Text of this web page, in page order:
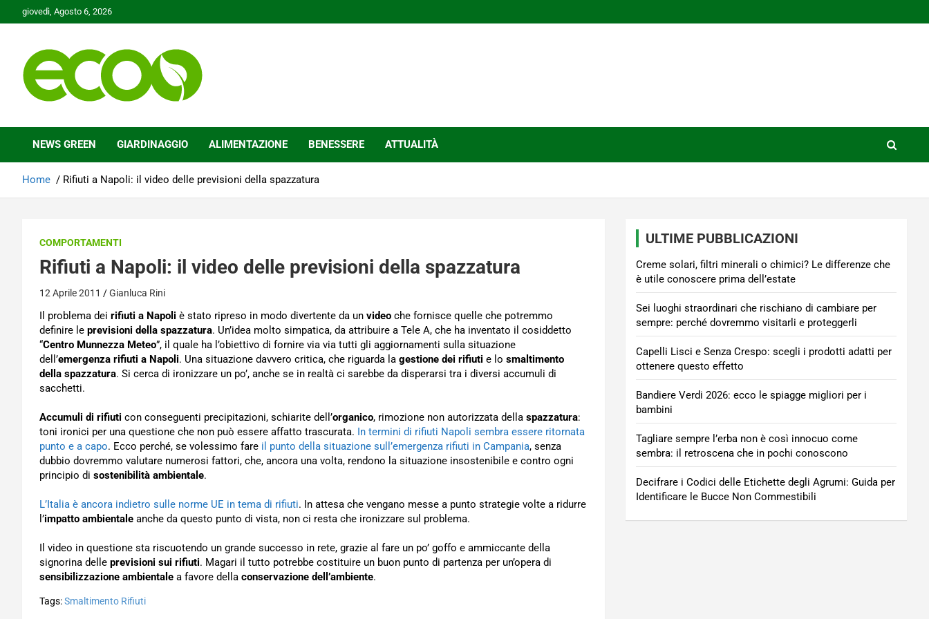
to
giovedì, Agosto 6, 2026
Ecoo.it
NEWS GREEN GIARDINAGGIO ALIMENTAZIONE BENESSERE ATTUALITÀ
Home Rifiuti a Napoli: il video delle previsioni della spazzatura
COMPORTAMENTI
Rifiuti a Napoli: il video delle previsioni della spazzatura
12 Aprile 2011 Gianluca Rini
Il problema dei rifiuti a Napoli è stato ripreso in modo divertente da un video che fornisce quelle che potremmo
definire le previsioni della spazzatura. Un’idea molto simpatica, da attribuire a Tele A, che ha inventato il cosiddetto
“Centro Munnezza Meteo”, il quale ha l’obiettivo di fornire via via tutti gli aggiornamenti sulla situazione
dell’emergenza rifiuti a Napoli. Una situazione davvero critica, che riguarda la gestione dei rifiuti e lo smaltimento
della spazzatura. Si cerca di ironizzare un po’, anche se in realtà ci sarebbe da disperarsi tra i diversi accumuli di
sacchetti.
Accumuli di rifiuti con conseguenti precipitazioni, schiarite dell’organico, rimozione non autorizzata della spazzatura:
toni ironici per una questione che non può essere affatto trascurata. In termini di rifiuti Napoli sembra essere ritornata
punto e a capo. Ecco perché, se volessimo fare il punto della situazione sull’emergenza rifiuti in Campania, senza
dubbio dovremmo valutare numerosi fattori, che, ancora una volta, rendono la situazione insostenibile e contro ogni
principio di sostenibilità ambientale.
L’Italia è ancora indietro sulle norme UE in tema di rifiuti. In attesa che vengano messe a punto strategie volte a ridurre
l’impatto ambientale anche da questo punto di vista, non ci resta che ironizzare sul problema.
Il video in questione sta riscuotendo un grande successo in rete, grazie al fare un po’ goffo e ammiccante della
signorina delle previsioni sui rifiuti. Magari il tutto potrebbe costituire un buon punto di partenza per un’opera di
sensibilizzazione ambientale a favore della conservazione dell’ambiente.
Tags:Smaltimento Rifiuti
ULTIME PUBBLICAZIONI
Creme solari, filtri minerali o chimici? Le differenze che
è utile conoscere prima dell’estate
Sei luoghi straordinari che rischiano di cambiare per
sempre: perché dovremmo visitarli e proteggerli
Capelli Lisci e Senza Crespo: scegli i prodotti adatti per
ottenere questo effetto
Bandiere Verdi 2026: ecco le spiagge migliori per i
bambini
Tagliare sempre l’erba non è così innocuo come
sembra: il retroscena che in pochi conoscono
Decifrare i Codici delle Etichette degli Agrumi: Guida per
Identificare le Bucce Non Commestibili